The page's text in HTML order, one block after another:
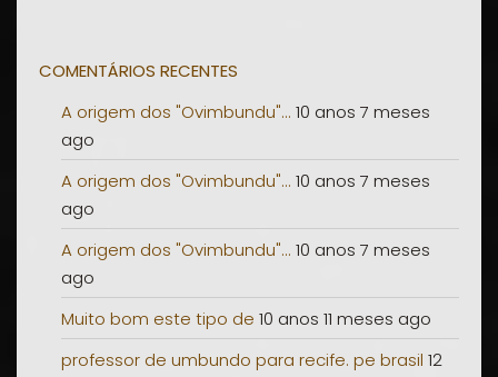
COMENTÁRIOS RECENTES
A origem dos "Ovimbundu"... 10 anos 7 meses
ago
A origem dos "Ovimbundu"... 10 anos 7 meses
ago
A origem dos "Ovimbundu"... 10 anos 7 meses
ago
Muito bom este tipo de 10 anos 11 meses ago
professor de umbundo para recife. pe brasil 12